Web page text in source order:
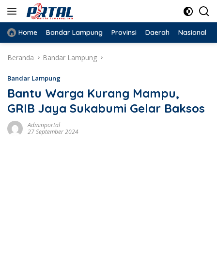
Langsung
konten
Home Bandar Lampung Provinsi Daerah Nasional
Beranda Bandar Lampung
Bandar Lampung
Bantu Warga Kurang Mampu,
GRIB Jaya Sukabumi Gelar Baksos
Adminportal
27 September 2024